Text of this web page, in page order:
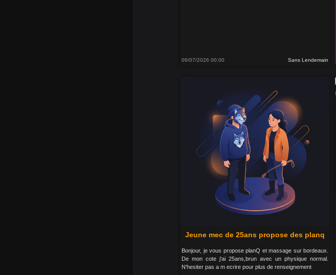
06/07/2026 00:00 Sans Lendemain
Jeune mec de 25ans propose des planq
Bonjour, je vous propose planQ et massage sur bordeaux.
De mon cote j'ai 25ans,brun avec un physique normal.
N'hesiter pas a m ecrire pour plus de renseignement